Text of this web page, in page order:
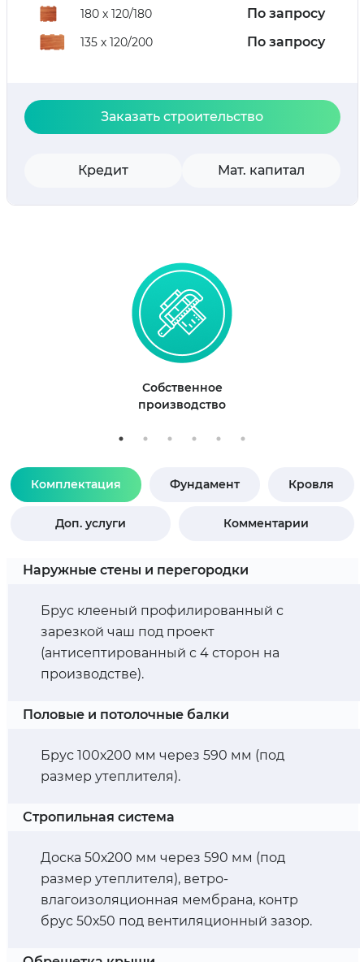
180 х 120/180 По запросу
135 х 120/200 По запросу
Заказать строительство
Кредит Мат. капитал
Собственное
производство
Комплектация Фундамент Кровля
Доп. услуги Комментарии
Наружные стены и перегородки
Брус клееный профилированный с
зарезкой чаш под проект
(антисептированный с 4 сторон на
производстве).
Половые и потолочные балки
Брус 100х200 мм через 590 мм (под
размер утеплителя).
Стропильная система
Доска 50х200 мм через 590 мм (под
размер утеплителя), ветро-
влагоизоляционная мембрана, контр
брус 50х50 под вентиляционный зазор.